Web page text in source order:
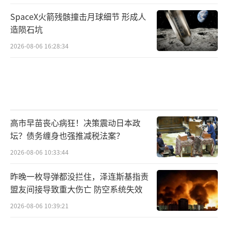
SpaceX火箭残骸撞击月球细节 形成人
造陨石坑
2026-08-06 16:28:34
高市早苗丧心病狂！决策震动日本政
坛？债务缠身也强推减税法案？
2026-08-06 10:33:44
昨晚一枚导弹都没拦住，泽连斯基指责
盟友间接导致重大伤亡 防空系统失效
2026-08-06 10:39:21